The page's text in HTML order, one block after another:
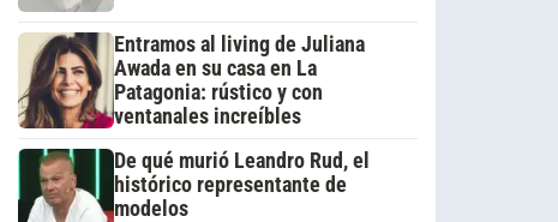
Entramos al living de Juliana
Awada en su casa en La
Patagonia: rústico y con
ventanales increíbles
De qué murió Leandro Rud, el
histórico representante de
modelos